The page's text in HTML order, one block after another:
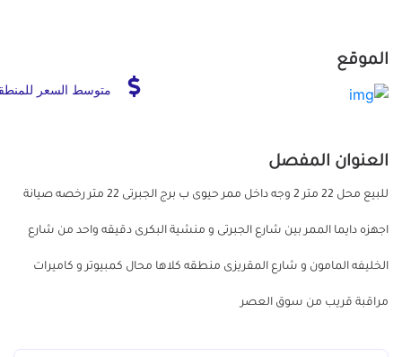
الموقع
متوسط السعر
العنوان المفصل
للبيع محل 22 متر 2 وجه داخل ممر حيوى ب برج الجبرتى 22 متر رخصه صيانة
اجهزه دايما الممر بين شارع الجبرتى و منشية البكرى دقيقه واحد من شارع
الخليفه المامون و شارع المقريزى منطقه كلاها محال كمبيوتر و كاميرات
مراقبة قريب من سوق العصر